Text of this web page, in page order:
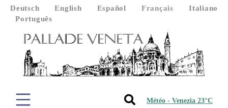
Deutsch English Español Français
Italiano
Português
Météo - Venezia 23°C